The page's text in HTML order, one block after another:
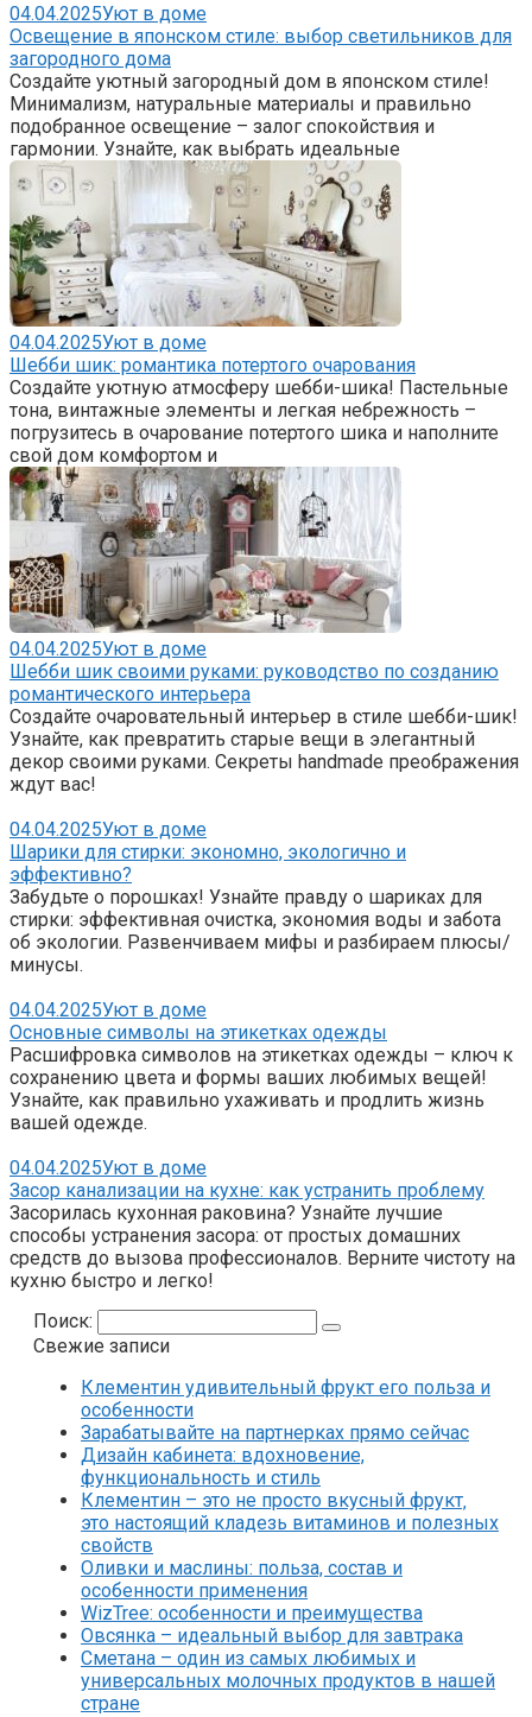
04.04.2025Уют в доме
Освещение в японском стиле: выбор светильников для
загородного дома
Создайте уютный загородный дом в японском стиле!
Минимализм, натуральные материалы и правильно
подобранное освещение – залог спокойствия и
гармонии. Узнайте, как выбрать идеальные
04.04.2025Уют в доме
Шебби шик: романтика потертого очарования
Создайте уютную атмосферу шебби-шика! Пастельные
тона, винтажные элементы и легкая небрежность –
погрузитесь в очарование потертого шика и наполните
свой дом комфортом и
04.04.2025Уют в доме
Шебби шик своими руками: руководство по созданию
романтического интерьера
Создайте очаровательный интерьер в стиле шебби-шик!
Узнайте, как превратить старые вещи в элегантный
декор своими руками. Секреты handmade преображения
ждут вас!
04.04.2025Уют в доме
Шарики для стирки: экономно, экологично и
эффективно?
Забудьте о порошках! Узнайте правду о шариках для
стирки: эффективная очистка, экономия воды и забота
об экологии. Развенчиваем мифы и разбираем плюсы/
минусы.
04.04.2025Уют в доме
Основные символы на этикетках одежды
Расшифровка символов на этикетках одежды – ключ к
сохранению цвета и формы ваших любимых вещей!
Узнайте, как правильно ухаживать и продлить жизнь
вашей одежде.
04.04.2025Уют в доме
Засор канализации на кухне: как устранить проблему
Засорилась кухонная раковина? Узнайте лучшие
способы устранения засора: от простых домашних
средств до вызова профессионалов. Верните чистоту на
кухню быстро и легко!
Поиск:
Свежие записи
Клементин удивительный фрукт его польза и
особенности
Зарабатывайте на партнерках прямо сейчас
Дизайн кабинета: вдохновение,
функциональность и стиль
Клементин – это не просто вкусный фрукт‚
это настоящий кладезь витаминов и полезных
свойств
Оливки и маслины: польза, состав и
особенности применения
WizTree: особенности и преимущества
Овсянка – идеальный выбор для завтрака
Сметана – один из самых любимых и
универсальных молочных продуктов в нашей
стране